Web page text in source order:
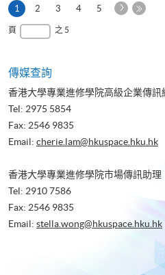
1 本
頁
2 3 4 5
下
頁 之 5
傳媒查詢
香港大學專業進修學院高級企業傳
Tel: 2975 5854
Fax: 2546 9835
Email: cherie.lam@hkuspace.hku.hk
香港大學專業進修學院市場傳訊助
Tel: 2910 7586
Fax: 2546 9835
Email: stella.wong@hkuspace.hku.hk